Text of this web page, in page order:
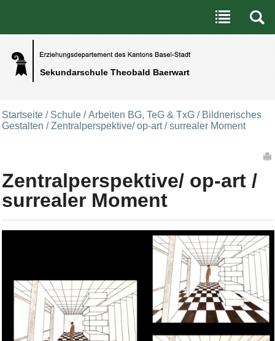
Sekundarschule Theobald Baerwart
Benutzerspezifische Werkzeuge
Direkt zum Inhalt|Direkt zur Navigation
Startseite / Schule /Arbeiten BG, TeG & TxG / Bildnerisches
Gestalten /Zentralperspektive/ op-art / surrealer Moment
Zentralperspektive/ op-art /
surrealer Moment